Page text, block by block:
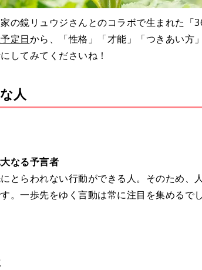
の鏡リュウジさんとのコラボで生まれた「
定日から、「性格」「才能」「つきあい方
してみてくださいね！
人
なる予言者
とらわれない行動ができる人。そのため、
。一歩先をゆく言動は常に注目を集めるでし